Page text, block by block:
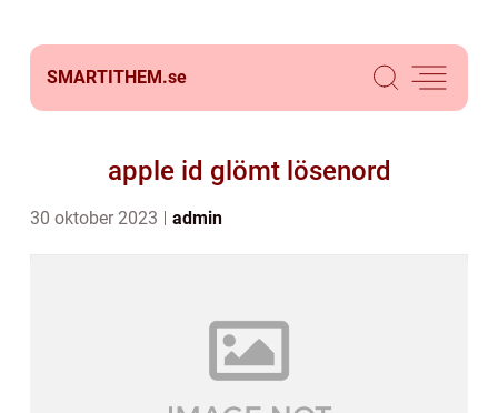
SMARTITHEM.se
apple id glömt lösenord
30 oktober 2023 admin